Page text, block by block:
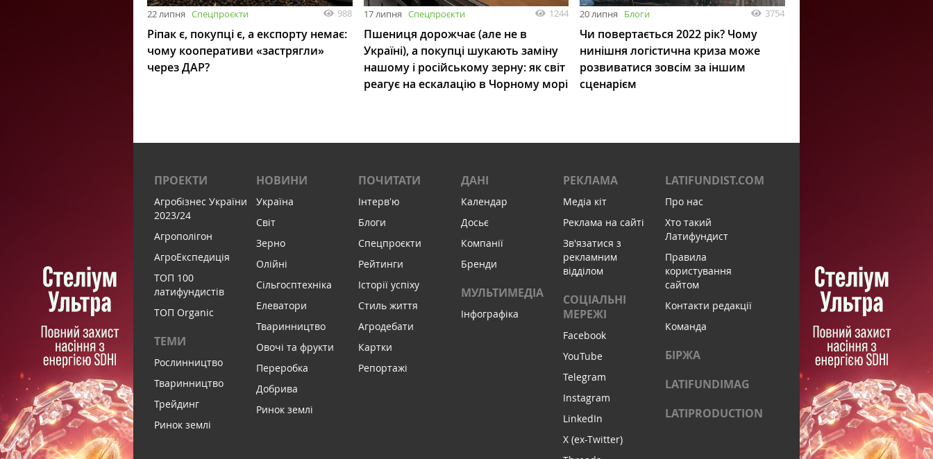
22 липня Спецпроєкти 988
Ріпак є, покупці є, а експорту немає:
чому кооперативи «застрягли»
через ДАР?
17 липня Спецпроєкти 1244
Пшениця дорожчає (але не в
Україні), а покупці шукають заміну
нашому і російському зерну: як світ
реагує на ескалацію в Чорному морі
20 липня Блоги 3754
Чи повертається 2022 рік? Чому
нинішня логістична криза може
розвиватися зовсім за іншим
сценарієм
ПРОЕКТИ
Агробізнес України
2023/24
Агрополігон
АгроЕкспедиція
ТОП 100
латифундистів
ТОП Organic
ТЕМИ
Рослинництво
Тваринництво
Трейдинг
Ринок землі
НОВИНИ
Україна
Світ
Зерно
Олійні
Сільгосптехніка
Елеватори
Тваринництво
Овочі та фрукти
Переробка
Добрива
Ринок землі
ПОЧИТАТИ
Інтервʼю
Блоги
Спецпроєкти
Рейтинги
Історії успіху
Стиль життя
Агродебати
Картки
Репортажі
ДАНІ
Календар
Досьє
Компанії
Бренди
МУЛЬТИМЕДІА
Інфографіка
РЕКЛАМА
Медіа кіт
Реклама на сайті
Зв'язатися з
рекламним
відділом
СОЦІАЛЬНІ
МЕРЕЖІ
Facebook
YouTube
Telegram
Instagram
LinkedIn
X (ex-Twitter)
LATIFUNDIST.COM
Про нас
Хто такий
Латифундист
Правила
користування
сайтом
Контакти редакції
Команда
БІРЖА
LATIFUNDIMAG
LATIPRODUCTION